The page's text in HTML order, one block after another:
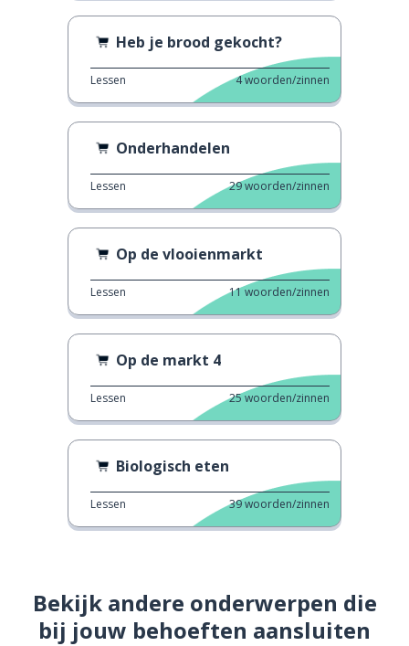
Heb je brood gekocht?
Lessen 4woorden/zinnen
Onderhandelen
Lessen 29woorden/zinnen
Op de vlooienmarkt
Lessen 11woorden/zinnen
Op de markt 4
Lessen 25woorden/zinnen
Biologisch eten
Lessen 39woorden/zinnen
Bekijk andere onderwerpen die
bij jouw behoeften aansluiten